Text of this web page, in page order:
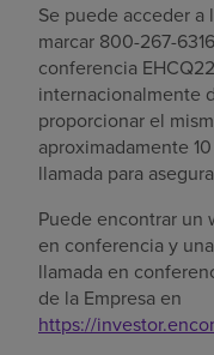
Se puede acceder a
marcar 800-267-
conferencia
internacionalmente
proporcionar el
aproximadamente
llamada para
Puede encontrar un
en conferencia y
llamada en
de la Empresa en
https://